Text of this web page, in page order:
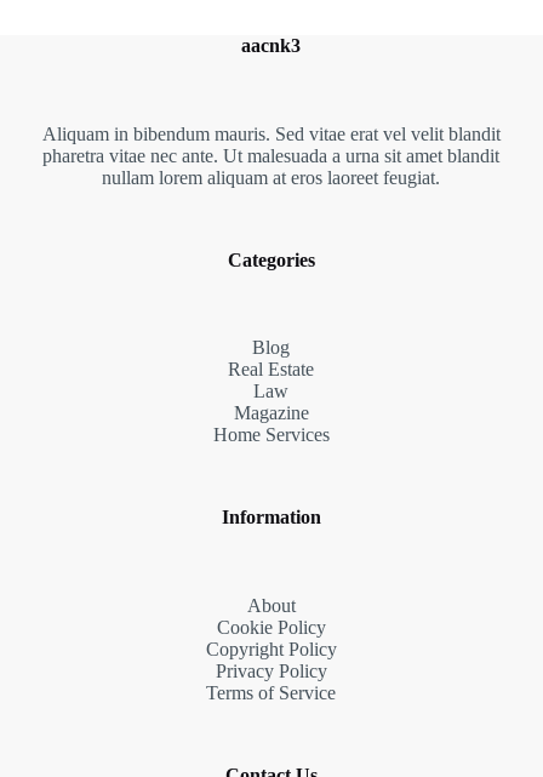
aacnk3
Aliquam in bibendum mauris. Sed vitae erat vel velit blandit
pharetra vitae nec ante. Ut malesuada a urna sit amet blandit
nullam lorem aliquam at eros laoreet feugiat.
Categories
Blog
Real Estate
Law
Magazine
Home Services
Information
About
Cookie Policy
Copyright Policy
Privacy Policy
Terms of Service